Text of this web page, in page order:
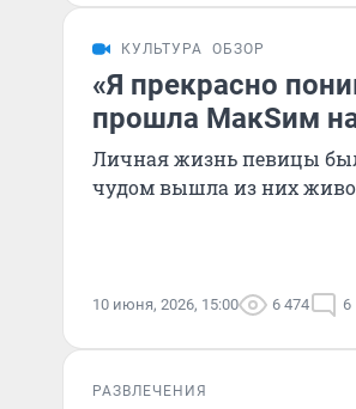
КУЛЬТУРА ОБЗОР
«Я прекрасно
прошла МакSим на
Личная жизнь певицы
чудом вышла из них
10 июня, 2026, 15:00 6 474 6
РАЗВЛЕЧЕНИЯ